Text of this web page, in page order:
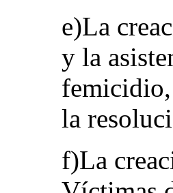
e)La
y la
la
f)La